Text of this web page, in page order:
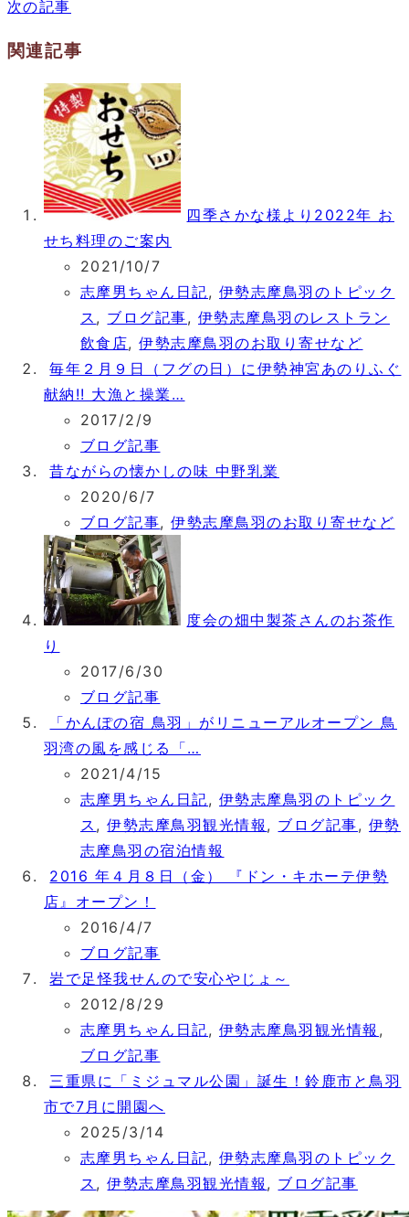
次の記事
関連記事
四季さかな様より2022年 お
せち料理のご案内
2021/10/7
志摩男ちゃん日記, 伊勢志摩鳥羽のトピック
ス , ブログ記事, 伊勢志摩鳥羽のレストラン
飲食店,伊勢志摩鳥羽のお取り寄せなど
毎年２月９日（フグの日）に伊勢神宮あのりふぐ
献納!! 大漁と操業…
2017/2/9
ブログ記事
昔ながらの懐かしの味 中野乳業
2020/6/7
ブログ記事,伊勢志摩鳥羽のお取り寄せなど
度会の畑中製茶さんのお茶作
り
2017/6/30
ブログ記事
「かんぽの宿 鳥羽」がリニューアルオープン 鳥
羽湾の風を感じる「…
2021/4/15
志摩男ちゃん日記, 伊勢志摩鳥羽のトピック
ス ,伊勢志摩鳥羽観光情報 , ブログ記事, 伊勢
志摩鳥羽の宿泊情報
2016 年４月８日（金） 『ドン・キホーテ伊勢
店』オープン！
2016/4/7
ブログ記事
岩で足怪我せんので安心やじょ～
2012/8/29
志摩男ちゃん日記, 伊勢志摩鳥羽観光情報 ,
ブログ記事
三重県に「ミジュマル公園」誕生！鈴鹿市と鳥羽
市で7月に開園へ
2025/3/14
志摩男ちゃん日記, 伊勢志摩鳥羽のトピック
ス ,伊勢志摩鳥羽観光情報 , ブログ記事